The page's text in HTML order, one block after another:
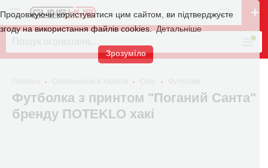
Продовжуючи користуватися цим сайтом, ви підтверджуєте
згоду на використання файлів cookies.
Детальніше
Зрозуміло
Футболка з принтом "Поганий Санта"
бренду ПOTEKLO хакі